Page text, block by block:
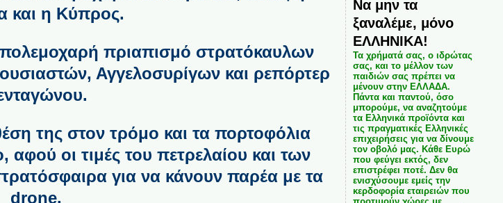
και η Κύπρος.
πολεμοχαρή πριαπισμό στρατόκαυλων
Αγγελοσυρίγων και ρεπόρτερ
της στον τρόμο και τα πορτοφόλια
οι τιμές του πετρελαίου και των
για να κάνουν παρέα με τα
drone.
Να μην τα
ξαναλέμε, μόνο
ΕΛΛΗΝΙΚΑ!
Τα χρήματά σας, ο ιδρώτας
σας, και το μέλλον των
παιδιών σας πρέπει να
μένουν στην ΕΛΛΑΔΑ.
Πάντα και παντού, όσο
μπορούμε, να αναζητούμε
τα Ελληνικά προϊόντα και
τις πραγματικές Ελληνικές
επιχειρήσεις για να δίνουμε
τον οβολό μας. Κάθε Ευρώ
που φεύγει εκτός, δεν
επιστρέφει ποτέ. Δεν θα
ενισχύσουμε εμείς την
κερδοφορία εταιρειών που